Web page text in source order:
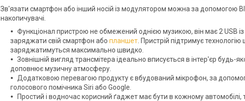
Зв'язати смартфон або інший носій із модулятором можна за допомогою
накопичувачі.
Функціонал пристрою не обмежений однією музикою, він має 2 USB
заряджати свій смартфон або планшет . Пристрій підтримує
заряджатимуться максимально швидко.
Зовнішній вигляд трансмітера ідеально вписується в інтер'єр будь-
доповнює музичну атмосферу.
Додатковою перевагою продукту є вбудований мікрофон, за
голосового помічника Siri або Google.
Простий і водночас корисний ґаджет має бути в кожному